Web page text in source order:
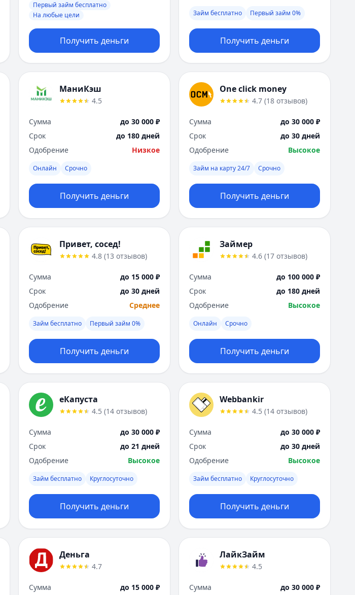
Первый займ бесплатно
На любые цели
Получить деньги
Займ бесплатно Первый займ 0%
Получить деньги
МаниКэш
4.5
Сумма
до 30 000 ₽
Срок
до 180 дней
Одобрение
Низкое
Онлайн Срочно
Получить деньги
One click money
4.7 (18 отзывов)
Сумма
до 30 000 ₽
Срок
до 30 дней
Одобрение
Высокое
Займ на карту 24/7 Срочно
Получить деньги
Привет, сосед!
4.8 (13 отзывов)
Сумма
до 15 000 ₽
Срок
до 30 дней
Одобрение
Среднее
Займ бесплатно Первый займ 0%
Получить деньги
Займер
4.6 (17 отзывов)
Сумма
до 100 000 ₽
Срок
до 180 дней
Одобрение
Высокое
Онлайн Срочно
Получить деньги
еКапуста
4.5 (14 отзывов)
Сумма
до 30 000 ₽
Срок
до 21 дней
Одобрение
Высокое
Займ бесплатно Круглосуточно
Получить деньги
Webbankir
4.5 (14 отзывов)
Сумма
до 30 000 ₽
Срок
до 30 дней
Одобрение
Высокое
Займ бесплатно Круглосуточно
Получить деньги
Деньга
4.7
Сумма до 15 000 ₽
ЛайкЗайм
4.5
Сумма до 30 000 ₽